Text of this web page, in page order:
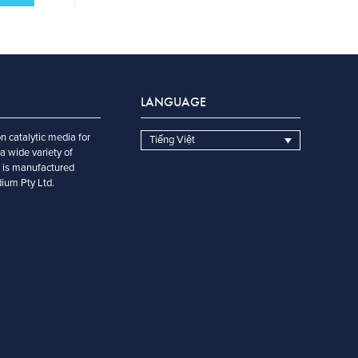
catalytic media for
wide variety of
manufactured
Pty Ltd.
LANGUAGE
Tiếng Việt